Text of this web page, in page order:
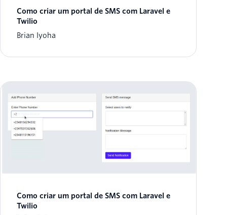
Como criar um portal de SMS com Laravel e
Twilio
Brian Iyoha
Como criar um portal de SMS com Laravel e
Twilio